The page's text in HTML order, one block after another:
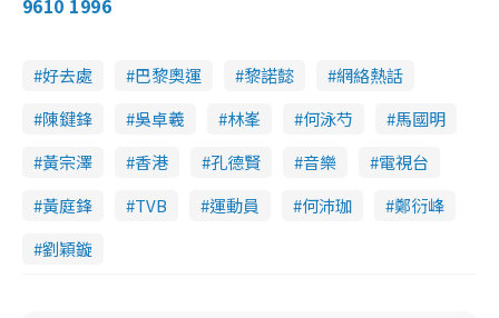
n
i
T
9610 1996
好去處 巴黎奧運 黎諾懿
網絡熱話
陳鍵鋒
吳卓羲 林峯 何泳芍
馬國明
黃宗澤
香港 孔德賢 音樂
電視台
黃庭鋒
TVB 運動員 何沛珈
鄭衍峰
劉穎鏇